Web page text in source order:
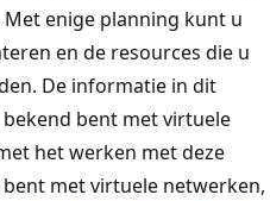
enige planning kunt u
en de resources die u
De informatie in dit
bent met virtuele
het werken met deze
met virtuele netwerken,